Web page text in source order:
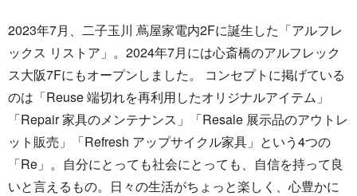
2023年7月、二子玉川 蔦屋家電内2Fに誕生した「アルフレ
ックス リストア」。2024年7月には心斎橋のアルフレック
ス大阪7Fにもオープンしました。 コンセプトに掲げている
のは「Reuse 端切れを再利用したオリジナルアイテム」
「Repair 家具のメンテナンス」「Resale 展示品のアウトレ
ット販売」「Refresh アップサイクル家具」という4つの
「Re」。自分にとっても社会にとっても、自信を持って良
いと言えるもの。日々の生活がちょっと楽しく、心豊かに